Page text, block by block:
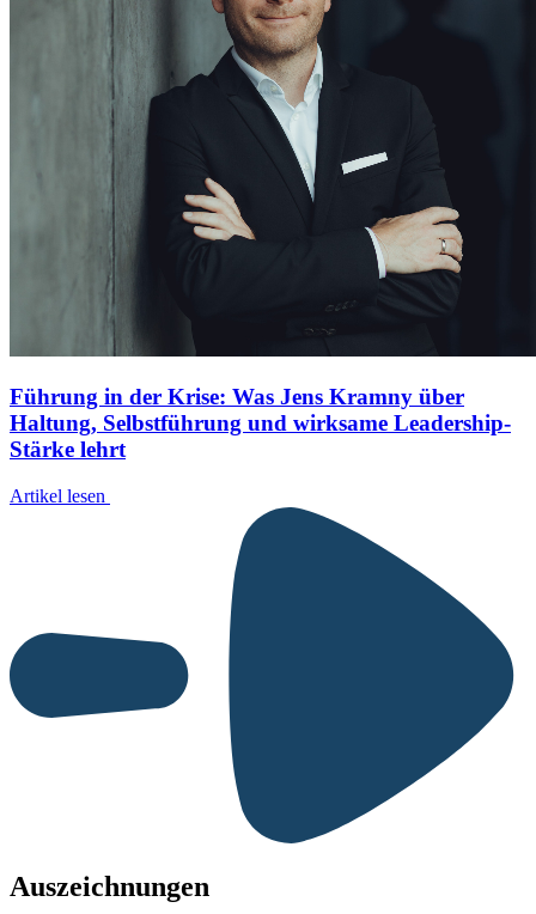
Führung in der Krise: Was Jens Kramny über
Haltung, Selbstführung und wirksame Leadership-
Stärke lehrt
Artikel lesen
Auszeichnungen